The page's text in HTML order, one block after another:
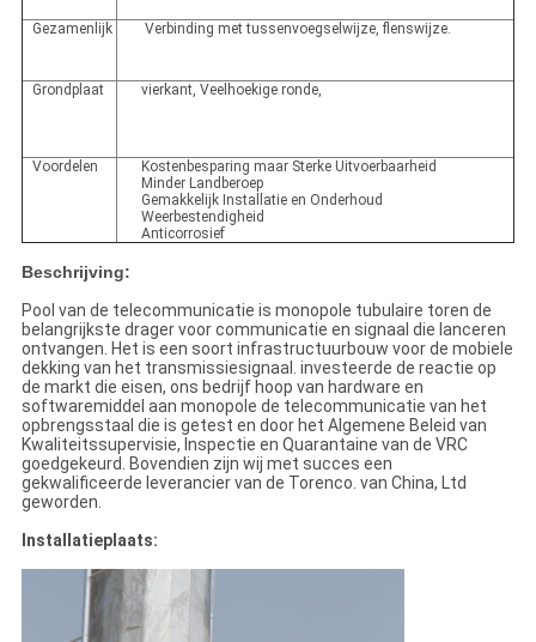
Gezamenlijk Verbinding met tussenvoegselwijze, flenswijze.
Grondplaat vierkant, Veelhoekige ronde,
Voordelen
Kostenbesparing maar Sterke Uitvoerbaarheid
Minder Landberoep
Gemakkelijk Installatie en Onderhoud
Weerbestendigheid
Anticorrosief
Beschrijving:
Pool van de telecommunicatie is monopole tubulaire toren de
belangrijkste drager voor communicatie en signaal die lanceren
ontvangen. Het is een soort infrastructuurbouw voor de mobiele
dekking van het transmissiesignaal. investeerde de reactie op
de markt die eisen, ons bedrijf hoop van hardware en
softwaremiddel aan monopole de telecommunicatie van het
opbrengsstaal die is getest en door het Algemene Beleid van
Kwaliteitssupervisie, Inspectie en Quarantaine van de VRC
goedgekeurd. Bovendien zijn wij met succes een
gekwalificeerde leverancier van de Torenco. van China, Ltd
geworden.
Installatieplaats: